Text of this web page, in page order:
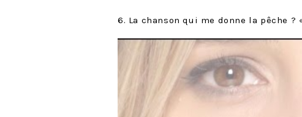
6. La chanson qui me donne la pêche ?